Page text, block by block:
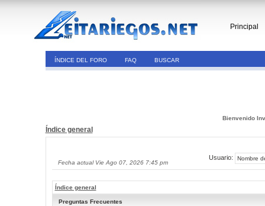
Principal
ÍNDICE DEL FORO FAQ BUSCAR
Bienvenido
Índice general
Fecha actual Vie Ago 07, 2026 7:45 pm
Usuario:
Índice general
Preguntas Frecuentes